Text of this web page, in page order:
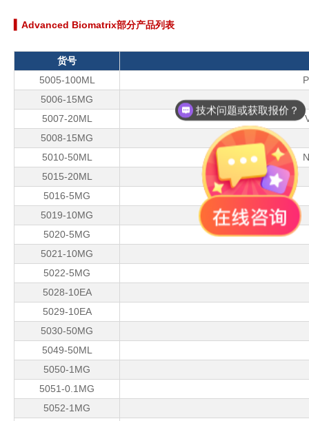
Advanced Biomatrix部分产品列表
货号
5005-100ML
5006-15MG
5007-20ML
5008-15MG
5010-50ML
5015-20ML
5016-5MG
5019-10MG
5020-5MG
5021-10MG
5022-5MG
5028-10EA
5029-10EA
5030-50MG
5049-50ML
5050-1MG
5051-0.1MG
5052-1MG
技术问题或获取报价？